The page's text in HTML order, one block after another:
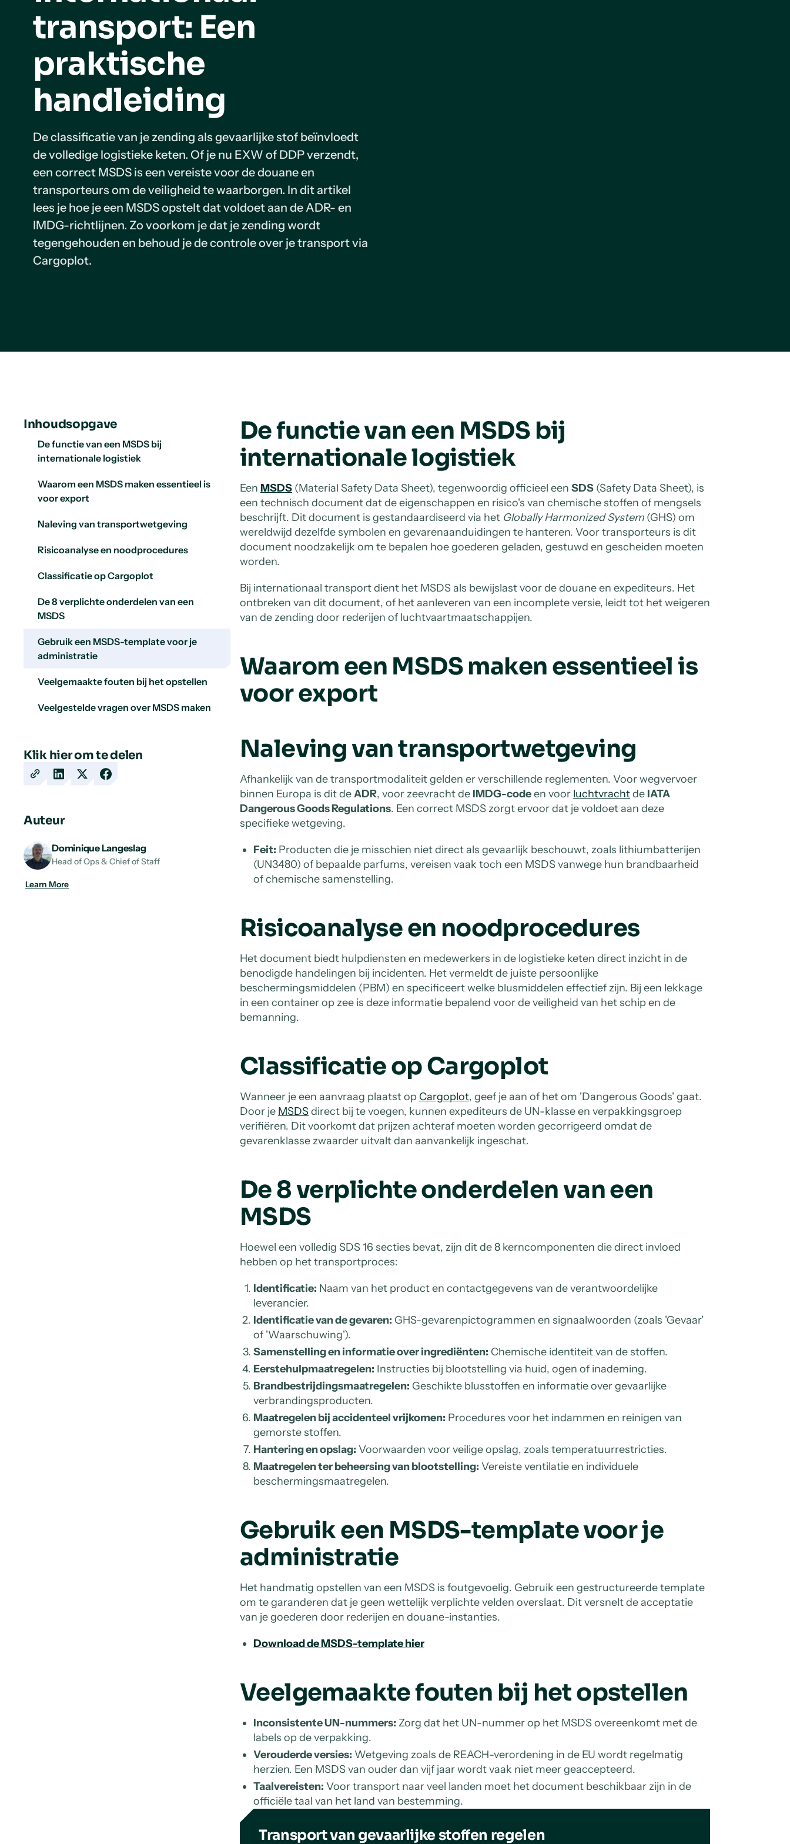
transport: Een
praktische
handleiding
De classificatie van je zending als gevaarlijke stof beïnvloedt
de volledige logistieke keten. Of je nu EXW of DDP verzendt,
een correct MSDS is een vereiste voor de douane en
transporteurs om de veiligheid te waarborgen. In dit artikel
lees je hoe je een MSDS opstelt dat voldoet aan de ADR- en
IMDG-richtlijnen. Zo voorkom je dat je zending wordt
tegengehouden en behoud je de controle over je transport via
Cargoplot.
Inhoudsopgave
De functie van een MSDS bij
internationale logistiek
Waarom een MSDS maken essentieel is
voor export
Naleving van transportwetgeving
Risicoanalyse en noodprocedures
Classificatie op Cargoplot
De 8 verplichte onderdelen van een
MSDS
Gebruik een MSDS-template voor je
administratie
Veelgemaakte fouten bij het opstellen
Veelgestelde vragen over MSDS maken
Klik hier om te delen
CopyShareShareShare
Auteur
Dominique Langeslag
Head of Ops & Chief of Staff
Learn More
De functie van een MSDS bij
internationale logistiek
Een MSDS (Material Safety Data Sheet), tegenwoordig officieel een SDS (Safety Data Sheet), is
een technisch document dat de eigenschappen en risico's van chemische stoffen of mengsels
beschrijft. Dit document is gestandaardiseerd via het Globally Harmonized System (GHS) om
wereldwijd dezelfde symbolen en gevarenaanduidingen te hanteren. Voor transporteurs is dit
document noodzakelijk om te bepalen hoe goederen geladen, gestuwd en gescheiden moeten
worden.
Bij internationaal transport dient het MSDS als bewijslast voor de douane en expediteurs. Het
ontbreken van dit document, of het aanleveren van een incomplete versie, leidt tot het weigeren
van de zending door rederijen of luchtvaartmaatschappijen.
Waarom een MSDS maken essentieel is
voor export
Naleving van transportwetgeving
Afhankelijk van de transportmodaliteit gelden er verschillende reglementen. Voor wegvervoer
binnen Europa is dit deADR, voor zeevracht de IMDG-codeen voor luchtvrachtde IATA
Dangerous Goods Regulations. Een correct MSDS zorgt ervoor dat je voldoet aan deze
specifieke wetgeving.
Feit: Producten die je misschien niet direct als gevaarlijk beschouwt, zoals lithiumbatterijen
(UN3480) of bepaalde parfums, vereisen vaak toch een MSDS vanwege hun brandbaarheid
of chemische samenstelling.
Risicoanalyse en noodprocedures
Het document biedt hulpdiensten en medewerkers in de logistieke keten direct inzicht in de
benodigde handelingen bij incidenten. Het vermeldt de juiste persoonlijke
beschermingsmiddelen (PBM) en specificeert welke blusmiddelen effectief zijn. Bij een lekkage
in een container op zee is deze informatie bepalend voor de veiligheid van het schip en de
bemanning.
Classificatie op Cargoplot
Wanneer je een aanvraag plaatst op Cargoplot, geef je aan of het om 'Dangerous Goods' gaat.
Door je MSDSdirect bij te voegen, kunnen expediteurs de UN-klasse en verpakkingsgroep
verifiëren. Dit voorkomt dat prijzen achteraf moeten worden gecorrigeerd omdat de
gevarenklasse zwaarder uitvalt dan aanvankelijk ingeschat.
De 8 verplichte onderdelen van een
MSDS
Hoewel een volledig SDS 16 secties bevat, zijn dit de 8 kerncomponenten die direct invloed
hebben op het transportproces:
Identificatie: Naam van het product en contactgegevens van de verantwoordelijke
leverancier.
Identificatie van de gevaren: GHS-gevarenpictogrammen en signaalwoorden (zoals 'Gevaar'
of 'Waarschuwing').
Samenstelling en informatie over ingrediënten: Chemische identiteit van de stoffen.
Eerstehulpmaatregelen: Instructies bij blootstelling via huid, ogen of inademing.
Brandbestrijdingsmaatregelen: Geschikte blusstoffen en informatie over gevaarlijke
verbrandingsproducten.
Maatregelen bij accidenteel vrijkomen: Procedures voor het indammen en reinigen van
gemorste stoffen.
Hantering en opslag: Voorwaarden voor veilige opslag, zoals temperatuurrestricties.
Maatregelen ter beheersing van blootstelling: Vereiste ventilatie en individuele
beschermingsmaatregelen.
Gebruik een MSDS-template voor je
administratie
Het handmatig opstellen van een MSDS is foutgevoelig. Gebruik een gestructureerde template
om te garanderen dat je geen wettelijk verplichte velden overslaat. Dit versnelt de acceptatie
van je goederen door rederijen en douane-instanties.
Download de MSDS-template hier
Veelgemaakte fouten bij het opstellen
Inconsistente UN-nummers: Zorg dat het UN-nummer op het MSDS overeenkomt met de
labels op de verpakking.
Verouderde versies: Wetgeving zoals de REACH-verordening in de EU wordt regelmatig
herzien. Een MSDS van ouder dan vijf jaar wordt vaak niet meer geaccepteerd.
Taalvereisten: Voor transport naar veel landen moet het document beschikbaar zijn in de
officiële taal van het land van bestemming.
Transport van gevaarlijke stoffen regelen